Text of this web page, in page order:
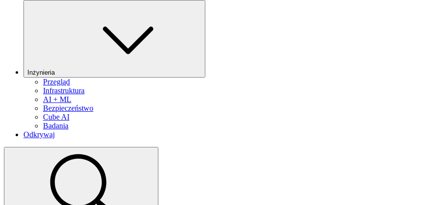
Inżynieria
Przegląd
Infrastruktura
AI + ML
Bezpieczeństwo
Cube AI
Badania
Odkrywaj